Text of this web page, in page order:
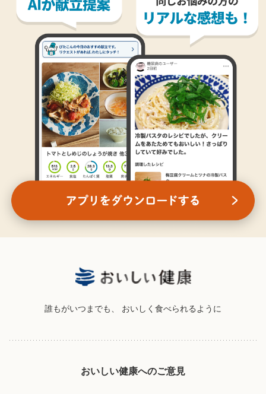
誰もがいつまでも、 おいしく食べられるように
おいしい健康へのご意見